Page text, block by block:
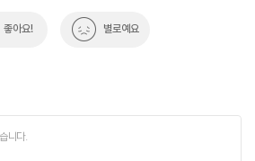
좋아요! 별로예요